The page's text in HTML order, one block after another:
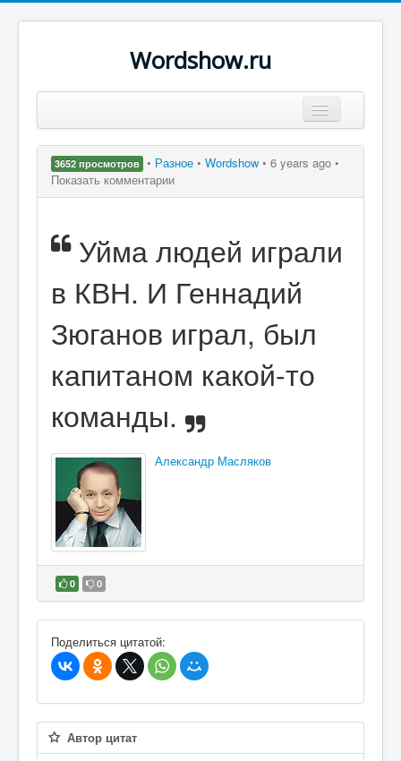
Wordshow.ru
Популярные цитаты
Поиск
3652 просмотров • Разное • Wordshow • 6 years ago •
Показать комментарии
Уйма людей играли
в КВН. И Геннадий
Зюганов играл, был
капитаном какой-то
команды.
Александр Масляков
0 0
В избранное
Поделиться цитатой:
Автор цитат